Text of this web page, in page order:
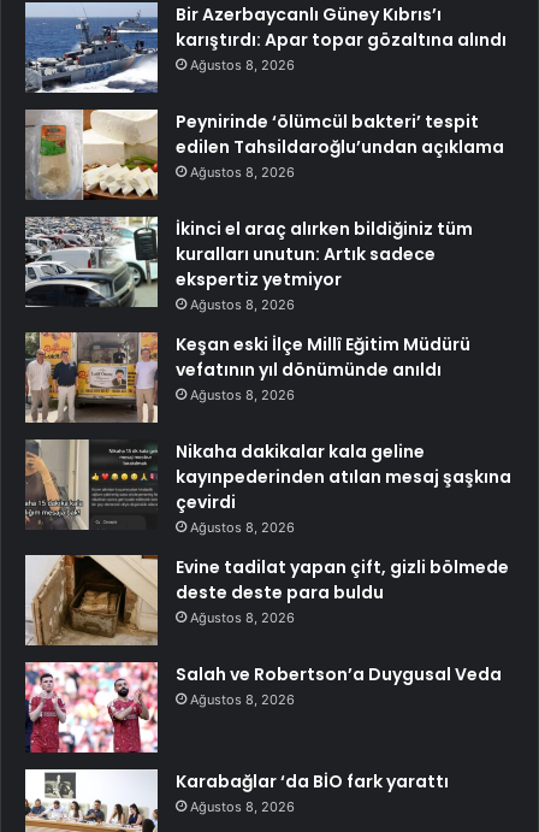
Bir Azerbaycanlı Güney Kıbrıs’ı
karıştırdı: Apar topar gözaltına alındı
Ağustos 8, 2026
Peynirinde ‘ölümcül bakteri’ tespit
edilen Tahsildaroğlu’undan açıklama
Ağustos 8, 2026
İkinci el araç alırken bildiğiniz tüm
kuralları unutun: Artık sadece
ekspertiz yetmiyor
Ağustos 8, 2026
Keşan eski İlçe Millî Eğitim Müdürü
vefatının yıl dönümünde anıldı
Ağustos 8, 2026
Nikaha dakikalar kala geline
kayınpederinden atılan mesaj şaşkına
çevirdi
Ağustos 8, 2026
Evine tadilat yapan çift, gizli bölmede
deste deste para buldu
Ağustos 8, 2026
Salah ve Robertson’a Duygusal Veda
Ağustos 8, 2026
Karabağlar ‘da BİO fark yarattı
Ağustos 8, 2026